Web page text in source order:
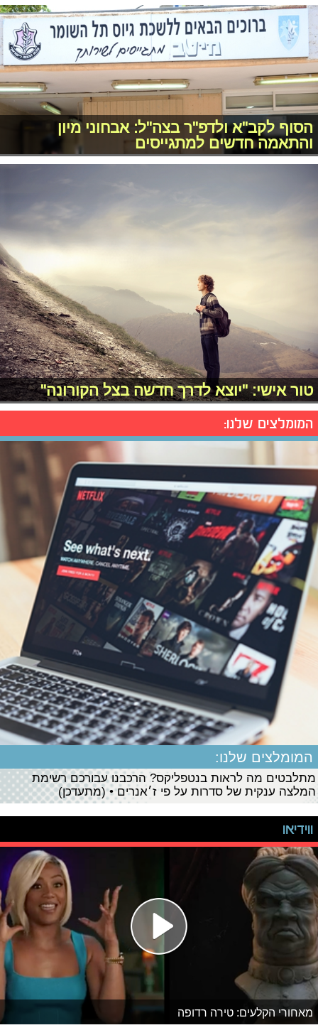
הסוף לקב"א ולדפ"ר בצה"ל: אבחוני מיון
והתאמה חדשים למתגייסים
טור אישי: "יוצא לדרך חדשה בצל הקורונה"
המומלצים שלנו:
המומלצים שלנו:
מתלבטים מה לראות בנטפליקס? הרכבנו עבורכם רשימת
המלצה ענקית של סדרות על פי ז׳אנרים • (מתעדכן)
ווידיאו
מאחורי הקלעים: טירה רדופה